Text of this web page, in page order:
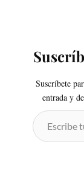
Suscríbete
entrada y